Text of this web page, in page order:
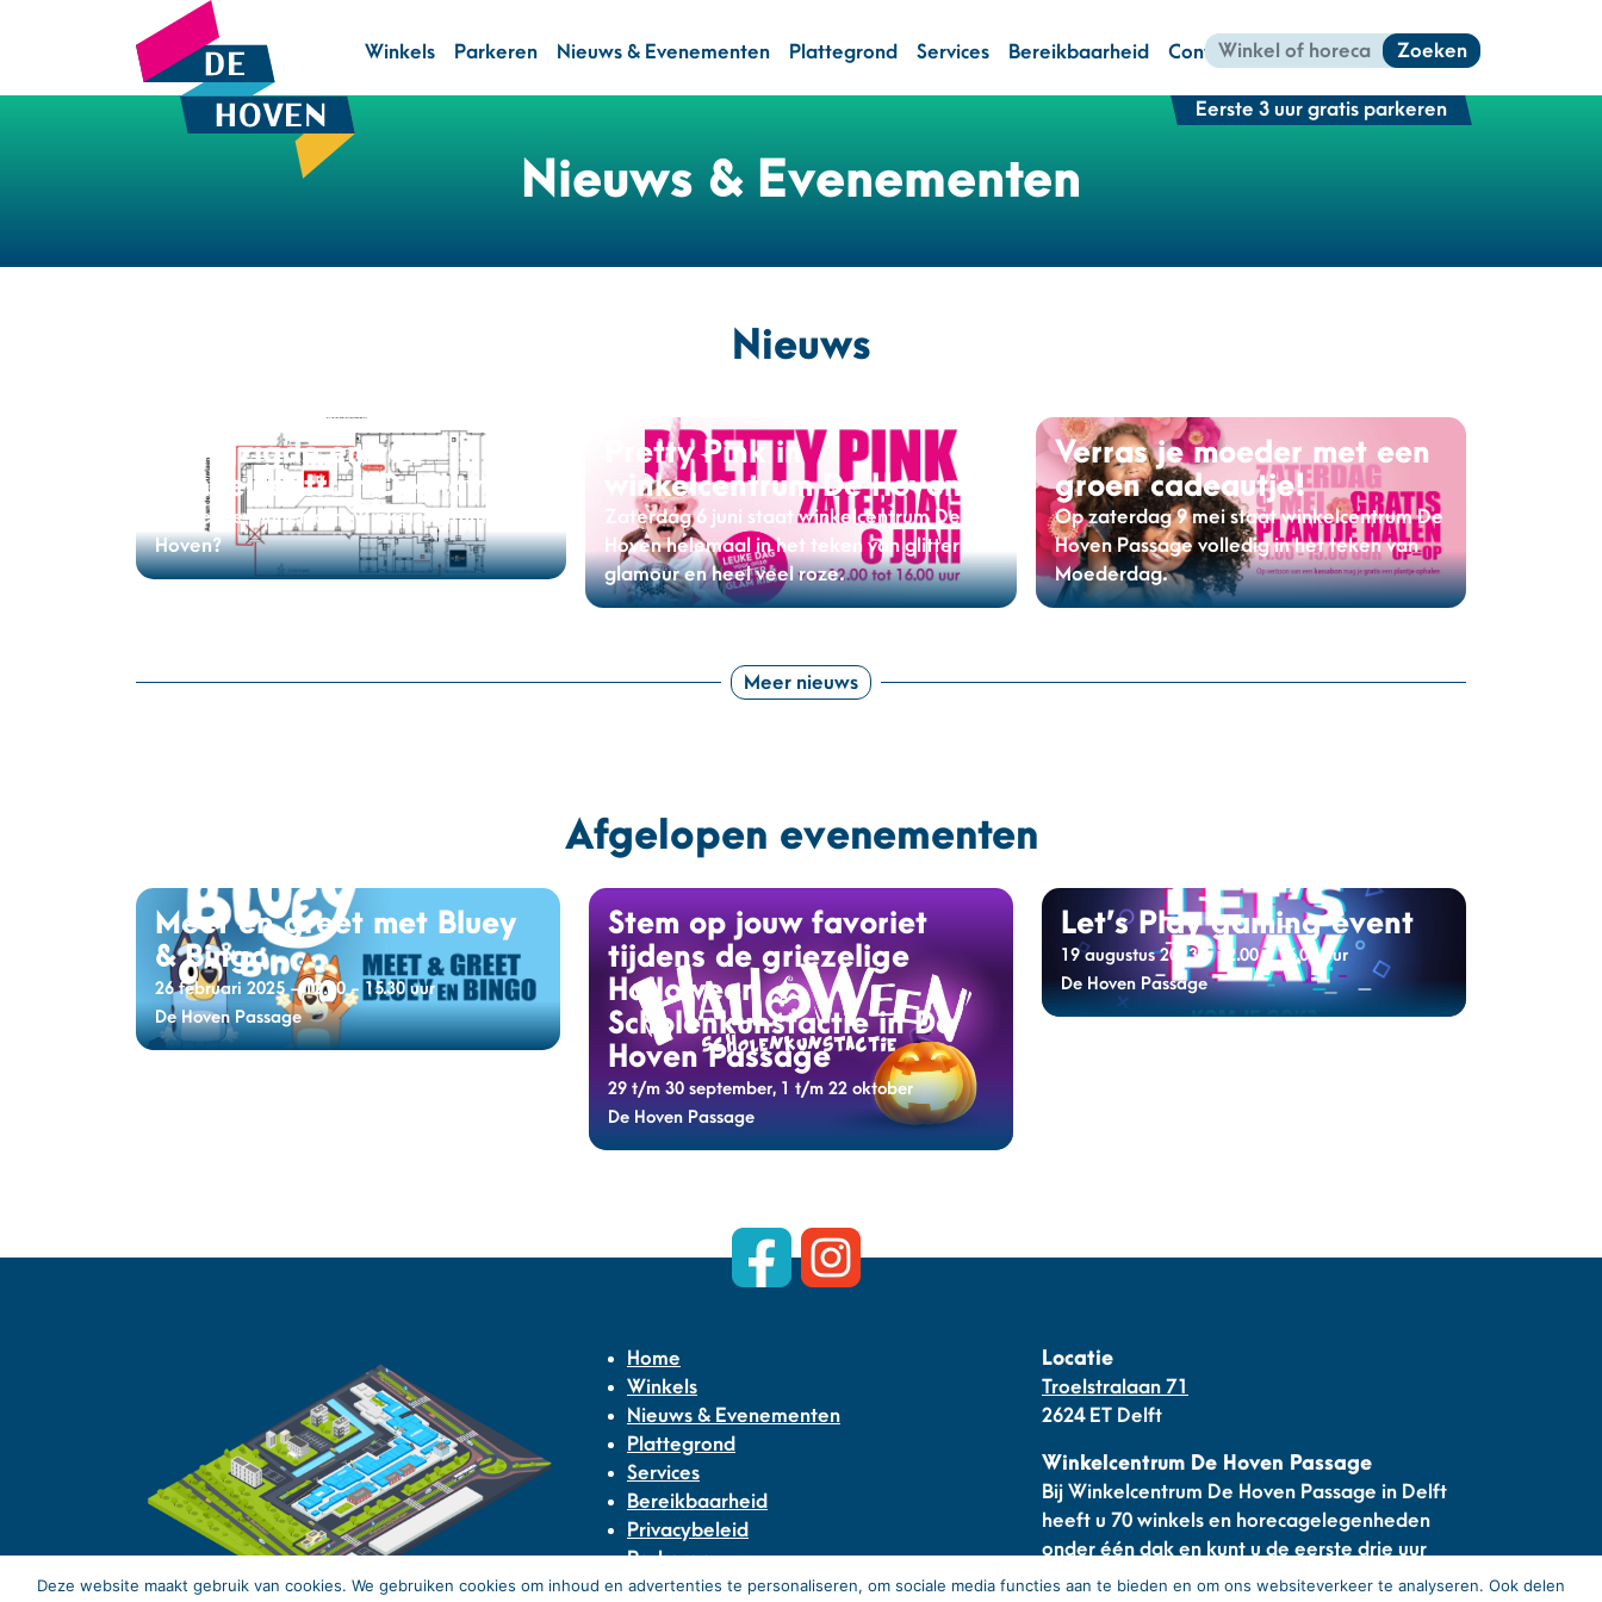
Winkels Parkeren Nieuws & Evenementen Plattegrond Services Bereikbaarheid Contact Zoeken
Eerste 3 uur gratis parkeren
Nieuws & Evenementen
Nieuws
Gewijzigde entree
Winkelcentrum De Hoven
Bezoek je binnenkort Winkelcentrum De
Hoven?
Pretty Pink in
winkelcentrum De Hoven
Zaterdag 6 juni staat winkelcentrum De
Hoven helemaal in het teken van glitter,
glamour en heel veel roze.
Verras je moeder met een
groen cadeautje!
Op zaterdag 9 mei staat winkelcentrum De
Hoven Passage volledig in het teken van
Moederdag.
Meer nieuws
Afgelopen evenementen
Meet en greet met Bluey
& Bingo
26 februari 2025 - 12.00 - 15.30 uur
De Hoven Passage
Stem op jouw favoriet
tijdens de griezelige
Halloween
Scholenkunstactie in De
Hoven Passage
29 t/m 30 september, 1 t/m 22 oktober
De Hoven Passage
Let’s Play gaming event
19 augustus 2023 - 12.00 - 16.00 uur
De Hoven Passage
Home
Winkels
Nieuws & Evenementen
Plattegrond
Services
Bereikbaarheid
Privacybeleid
Parkeren
Locatie
Troelstralaan 71
2624 ET Delft
Winkelcentrum De Hoven Passage
Bij Winkelcentrum De Hoven Passage in Delft
heeft u 70 winkels en horecagelegenheden
onder één dak en kunt u de eerste drie uur
gratis parkeren.
Deze website maakt gebruik van cookies. We gebruiken cookies om inhoud en advertenties te personaliseren, om sociale media functies aan te bieden en om ons websiteverkeer te analyseren. Ook delen